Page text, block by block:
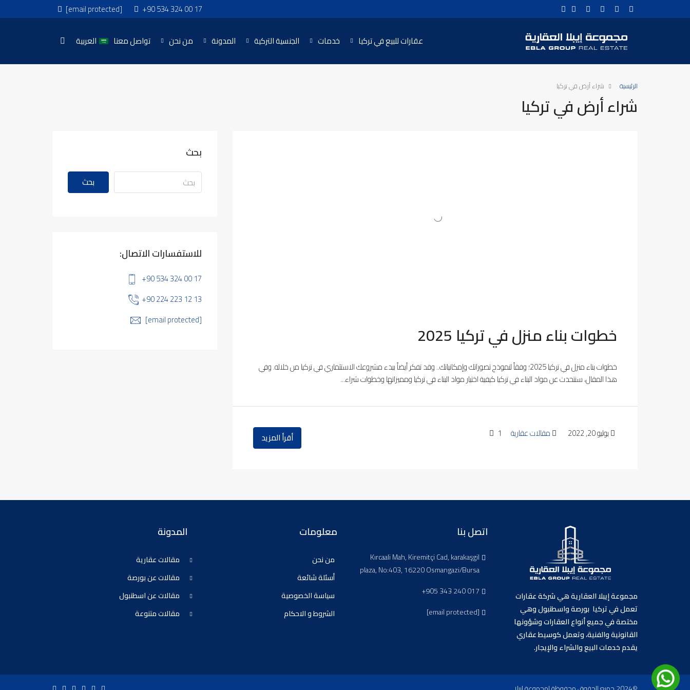
+90 534 324 00 17
[email protected]
عقارات للبيع في تركيا خدمات الجنسية التركية المدونة من نحن تواصل معنا العربية
الرئيسية شراء أرض في تركيا
شراء أرض في تركيا
خطوات بناء منزل في تركيا 2025
خطوات بناء منزل في تركيا 2025؛ وفقاً لنموذج تصوراتك وإمكانياتك.. وقد تفكر أيضاً ببدء مشروعك الاستثماري في تركيا من خلاله. وفي
هذا المقال، سنتحدث عن مواد البناء في تركيا كيفية اختيار مواد البناء في تركيا ومميزاتها وخطوات شراء...
يوليو 20, 2022 مقالات عقارية 1 أقرأ المزيد
بحث
بحث
للاستفسارات الاتصال:
+90 534 324 00 17
+90 224 223 12 13
[email protected]
مجموعة إيبلا العقارية هي شركة عقارات
تعمل في تركيا بورصة واسطنبول وهي
مختصة في جميع أنواع العقارات وشؤونها
القانونية والفنية، وتعمل كوسيط عقاري
يقدم خدمات البيع والشراء والإيجار.
اتصل بنا
Kırcaali Mah, Kiremitçi Cad, karakaşgil
plaza, No:403, 16220 Osmangazi/Bursa
+905 343 240 017
[email protected]
معلومات
من نحن
أسئلة شائعة
سياسة الخصوصية
الشروط و الاحكام
المدونة
مقالات عقارية
مقالات عن بورصة
مقالات عن اسطنبول
مقالات متنوعة